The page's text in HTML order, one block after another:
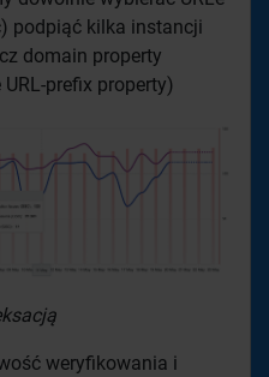
podpiąć kilka instancji
domain property
prefix property)
weryfikowania i